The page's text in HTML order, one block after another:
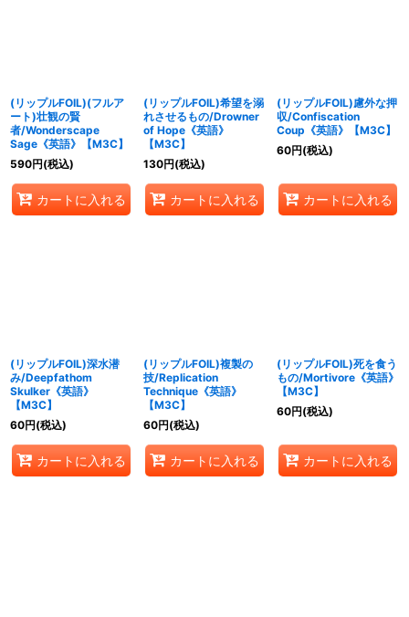
(リップルFOIL)(フルア
ート)壮観の賢
者/Wonderscape
Sage《英語》【M3C】
590円(税込)
カートに入れる
(リップルFOIL)希望を溺
れさせるもの/Drowner
of Hope《英語》
【M3C】
130円(税込)
カートに入れる
(リップルFOIL)慮外な押
収/Confiscation
Coup《英語》【M3C】
60円(税込)
カートに入れる
(リップルFOIL)深水潜
み/Deepfathom
Skulker《英語》
【M3C】
60円(税込)
カートに入れる
(リップルFOIL)複製の
技/Replication
Technique《英語》
【M3C】
60円(税込)
カートに入れる
(リップルFOIL)死を食う
もの/Mortivore《英語》
【M3C】
60円(税込)
カートに入れる